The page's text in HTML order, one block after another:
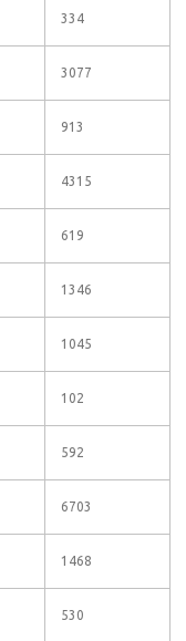
334
3077
913
4315
619
1346
1045
102
592
6703
1468
530